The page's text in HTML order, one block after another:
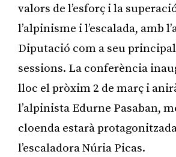
valors de l’esforç i la
l’alpinisme i l’escalada, amb
Diputació com a seu
sessions. La conferència
lloc el pròxim 2 de març i
l’alpinista Edurne Pasaban,
cloenda estarà
l’escaladora Núria Picas.